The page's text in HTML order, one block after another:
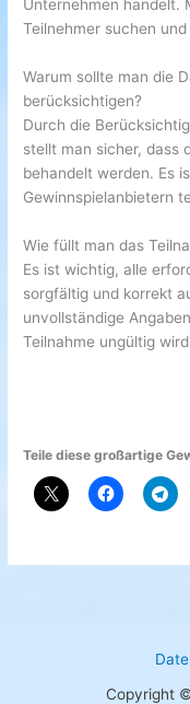
Unternehmen handelt.
Teilnehmer suchen
Warum sollte man die
berücksichtigen?
Durch die
stellt man sicher, dass
behandelt werden. Es
Gewinnspielanbietern
Wie füllt man das
Es ist wichtig, alle
sorgfältig und korrekt
unvollständige
Teilnahme ungültig
Teile diese großartige
Copyright